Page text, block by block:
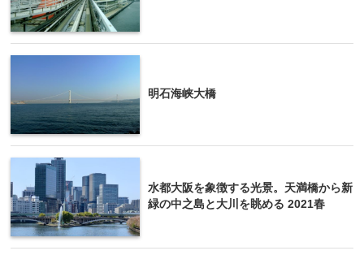
明石海峡大橋
水都大阪を象徴する光景。天満橋から新
緑の中之島と大川を眺める 2021春